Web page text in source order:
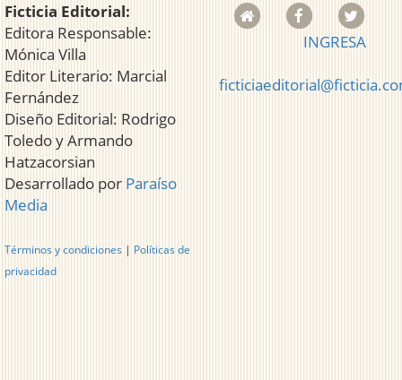
Ficticia Editorial:
Editora Responsable:
Mónica Villa
Editor Literario: Marcial
Fernández
Diseño Editorial: Rodrigo
Toledo y Armando
Hatzacorsian
Desarrollado por Paraíso
Media
Términos y condiciones | Políticas de
privacidad
INGRESA